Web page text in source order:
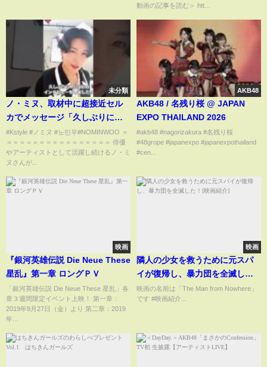
動画の記事を読む＞ htt...
未分類
ノ・ミヌ、取材中に超接近セル
カでメッセージ「久しぶりに
Kstyleとインタビュー♪」
#Kstyle #ノミヌ #노민우#NOMINWOO ＝
＝＝＝＝＝＝＝＝＝＝＝＝＝＝＝＝ 俳優
やアーティストとして活躍し続けるノ・ミ
ヌさんが...
AKB48
AKB48 / 名残り桜 @ JAPAN
EXPO THAILAND 2026
#akb48 #nagorizakura #名残り桜
#48grope #japanexpo #japanexpothailand
#cen...
映画
『銀河英雄伝説 Die Neue These
星乱』第一章 ロングＰＶ
「銀河英雄伝説 Die Neue These 星乱」各
章３週間限定イベント上映！ 第一章：
2019年9月27日（金）より 第二章：2019
年...
映画
隣人の少女を救うために元スパ
イが復帰し、暴力団を全滅し
た！[映画紹介]
映画の名前は「The Man from Nowhere」
です #映画紹介...